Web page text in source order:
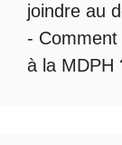
joindre au
-
à la MDPH